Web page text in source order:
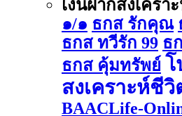
เงินฝากสงเครา
๑/๑ ธกส รักคุณ
ธกส ทวีรัก 99 ธ
ธกส คุ้มทรัพย์ โ
สงเคราะห์ชีวิ
BAACLife-